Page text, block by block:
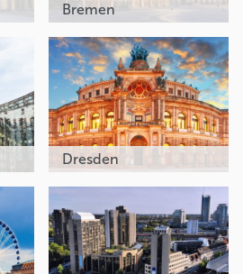
Bremen
Dresden